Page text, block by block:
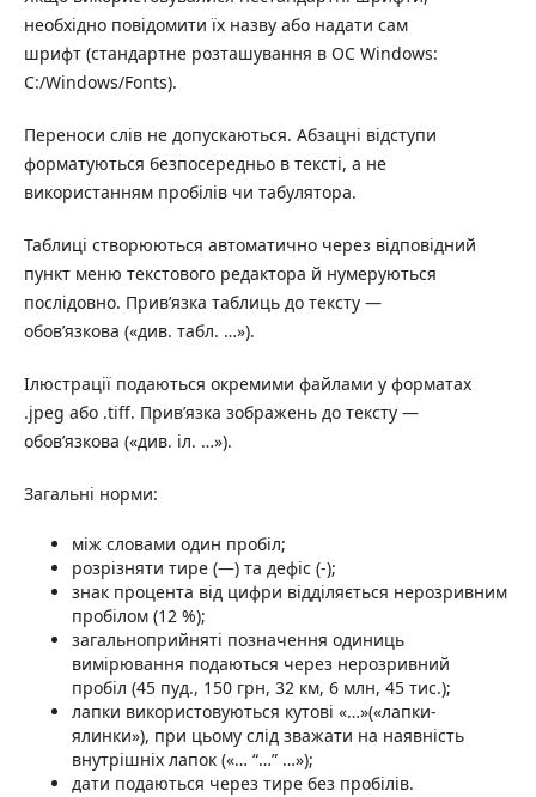
необхідно повідомити їх назву або надати сам
шрифт (стандартне розташування в ОС Windows:
C:/Windows/Fonts).
Переноси слів не допускаються. Абзацні відступи
форматуються безпосередньо в тексті, а не
використанням пробілів чи табулятора.
Таблиці створюються автоматично через відповідний
пункт меню текстового редактора й нумеруються
послідовно. Прив’язка таблиць до тексту —
обов’язкова («див. табл. …»).
Ілюстрації подаються окремими файлами у форматах
.jpeg або .tiff. Прив’язка зображень до тексту —
обов’язкова («див. іл. …»).
Загальні норми:
між словами один пробіл;
розрізняти тире (—) та дефіс (-);
знак процента від цифри відділяється нерозривним
пробілом (12 %);
загальноприйняті позначення одиниць
вимірювання подаються через нерозривний
пробіл (45 пуд., 150 грн, 32 км, 6 млн, 45 тис.);
лапки використовуються кутові «…»(«лапки-
ялинки»), при цьому слід зважати на наявність
внутрішніх лапок («… “…” …»);
дати подаються через тире без пробілів.